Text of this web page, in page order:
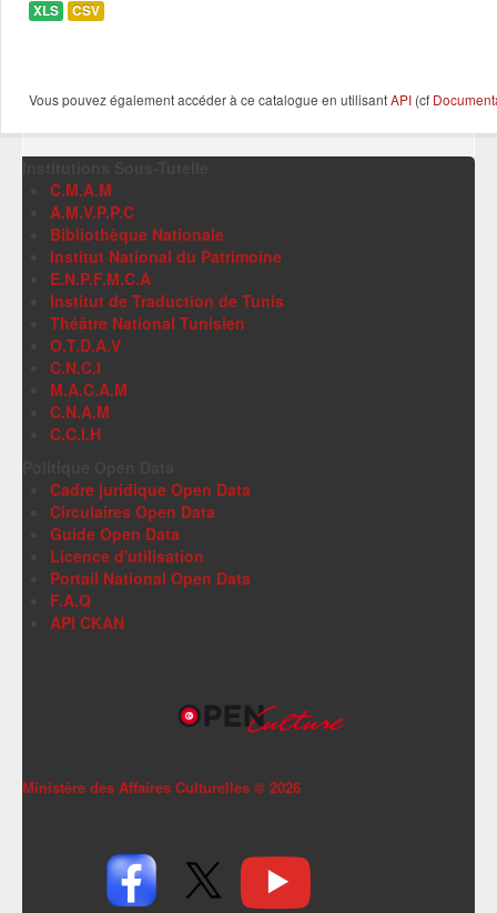
XLS CSV
Vous pouvez également accéder à ce catalogue en utilisantAPI (cf
C.M.A.M
A.M.V.P.P.C
Bibliothèque Nationale
Institut National du Patrimoine
E.N.P.F.M.C.A
Institut de Traduction de Tunis
Théâtre National Tunisien
O.T.D.A.V
C.N.C.I
M.A.C.A.M
C.N.A.M
C.C.I.H
Cadre juridique Open Data
Circulaires Open Data
Guide Open Data
Licence d'utilisation
Portail National Open Data
F.A.Q
API CKAN
Ministère des Affaires Culturelles © 2026